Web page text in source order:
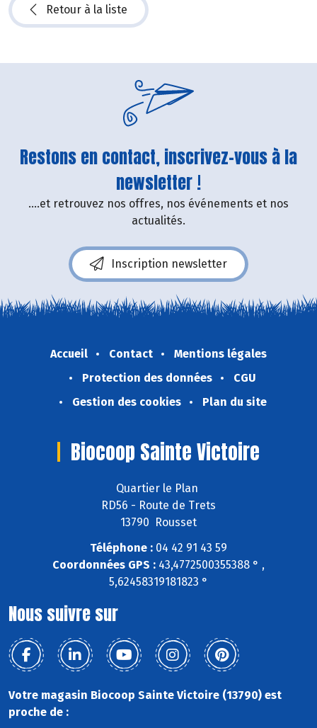
Retour à la liste
Restons en contact, inscrivez-vous à la
newsletter !
....et retrouvez nos offres, nos événements et nos
actualités.
Inscription newsletter
Accueil Contact
Mentions légales
Protection des données
CGU
Gestion des cookies
Plan du site
Biocoop Sainte Victoire
Quartier le Plan
RD56 - Route de Trets
13790 Rousset
Téléphone : 04 42 91 43 59
Coordonnées GPS : 43,4772500355388 ° ,
5,62458319181823 °
Nous suivre sur
Votre magasin Biocoop Sainte Victoire (13790) est
proche de :